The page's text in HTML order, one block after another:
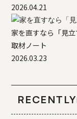
2026.04.21
家を直すなら「見
取材ノート
2026.03.23
RECENTLY